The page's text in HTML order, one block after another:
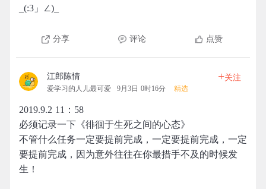
_(:3」∠)_
分享 评论 点赞
江郎陈情
爱学习的人儿最可爱 9月3日 0时16分 精选
+关注
2019.9.2 11：58
必须记录一下《徘徊于生死之间的心态》
不管什么任务一定要提前完成，一定要提前完成，一定
要提前完成，因为意外往往在你最措手不及的时候发
生！